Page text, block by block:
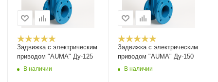
Задвижка с электрическим
приводом "AUMA" Ду-125
В наличии
Задвижка с электрическим
приводом "AUMA" Ду-150
В наличии